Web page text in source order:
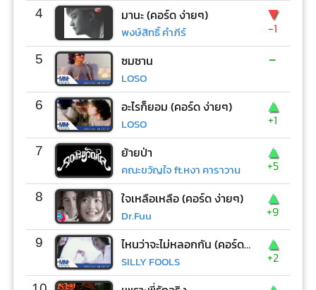
4 มานะ (คอร์ด ง่ายๆ)
พงษ์สิทธิ์ คำภีร์
▼
-1
5 ซมซาน
LOSO
-
6 อะไรก็ยอม (คอร์ด ง่ายๆ)
LOSO
▲
+1
7 ย้ายป่า
คณะขวัญใจ ft.หงา คาราวาน
▲
+5
8 ใจเหลือเหลือ (คอร์ด ง่ายๆ)
Dr.Fuu
▲
+9
9 ไหนว่าจะไม่หลอกกัน (คอร์ด ง่ายๆ)
SILLY FOOLS
▲
+2